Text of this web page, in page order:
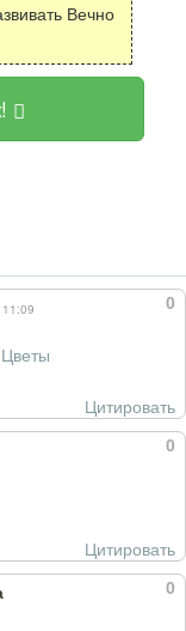
Вечно
0
Цветы
Цитировать
0
Цитировать
0